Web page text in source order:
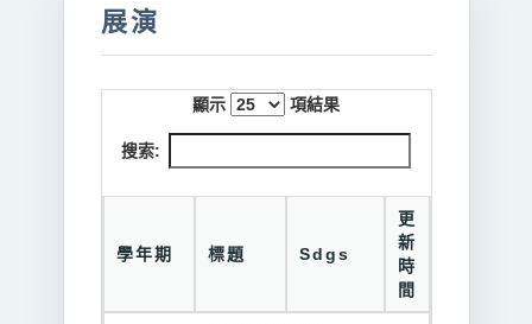
展演
顯示 項結果
搜索:
學年期 標題 Sdgs
更
新
時
間